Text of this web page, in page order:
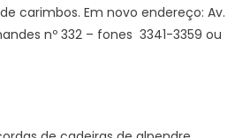
carimbos. Em novo endereço: Av.
nº 332 – fones 3341-3359 ou